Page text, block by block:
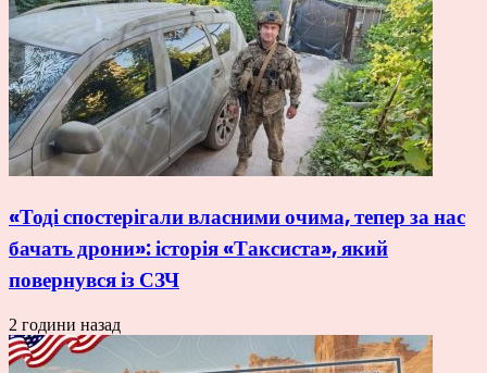
«Тоді спостерігали власними очима, тепер за нас
бачать дрони»: історія «Таксиста», який
повернувся із СЗЧ
2 години назад